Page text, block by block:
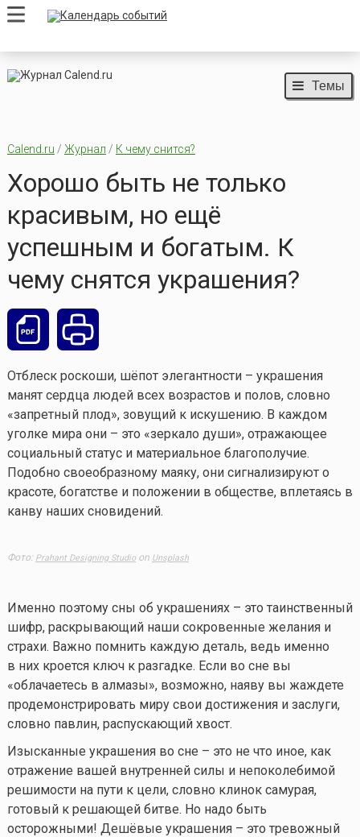
Темы
Calend.ru / Журнал / К чему снится?
Хорошо быть не только
красивым, но ещё
успешным и богатым. К
чему снятся украшения?
Отблеск роскоши, шёпот элегантности – украшения
манят сердца людей всех возрастов и полов, словно
«запретный плод», зовущий к искушению. В каждом
уголке мира они – это «зеркало души», отражающее
социальный статус и материальное благополучие.
Подобно своеобразному маяку, они сигнализируют о
красоте, богатстве и положении в обществе, вплетаясь в
канву наших сновидений.
Фото: Prahant Designing Studioon Unsplash
Именно поэтому сны об украшениях – это таинственный
шифр, раскрывающий наши сокровенные желания и
страхи. Важно помнить каждую деталь, ведь именно
в них кроется ключ к разгадке. Если во сне вы
«облачаетесь в алмазы», возможно, наяву вы жаждете
продемонстрировать миру свои достижения и заслуги,
словно павлин, распускающий хвост.
Изысканные украшения во сне – это не что иное, как
отражение вашей внутренней силы и непоколебимой
решимости на пути к цели, словно клинок самурая,
готовый к решающей битве. Но надо быть
осторожными! Дешёвые украшения – это тревожный